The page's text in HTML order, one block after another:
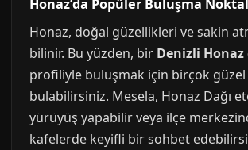
Honaz’da Popüler Buluşma
Honaz, doğal güzellikleri ve sakin
bilinir. Bu yüzden, bir Denizli Honaz
profiliyle buluşmak için birçok
bulabilirsiniz. Mesela, Honaz Dağı
yürüyüş yapabilir veya ilçe
kafelerde keyifli bir sohbet